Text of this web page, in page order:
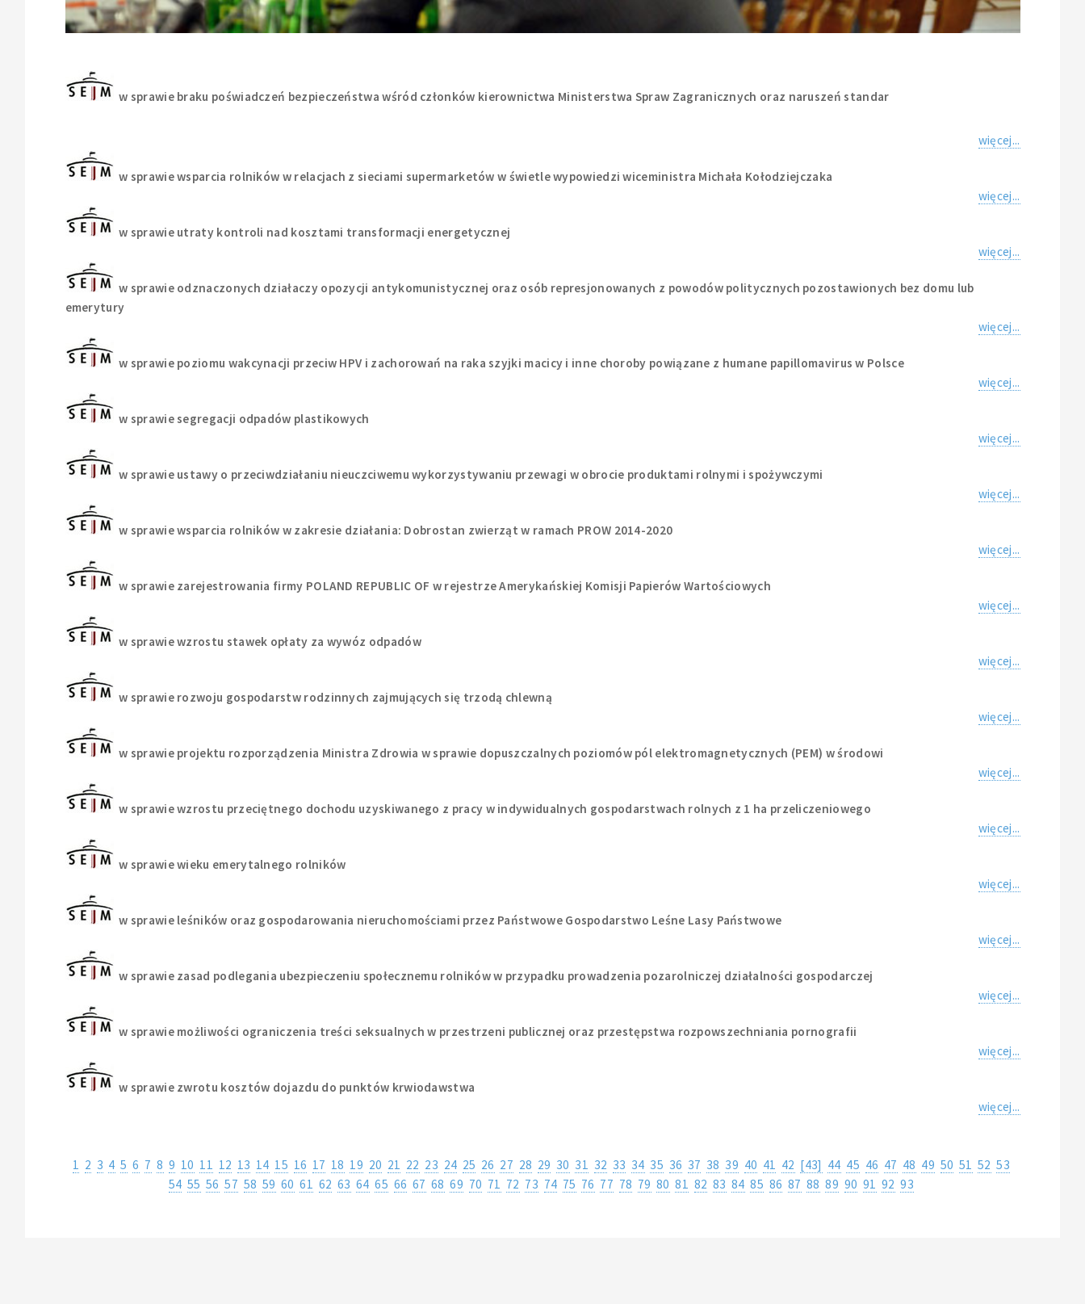
w sprawie braku poświadczeń bezpieczeństwa wśród członków kierownictwa Ministerstwa Spraw Zagranicznych oraz naruszeń standar
więcej...
w sprawie wsparcia rolników w relacjach z sieciami supermarketów w świetle wypowiedzi wiceministra Michała Kołodziejczaka
więcej...
w sprawie utraty kontroli nad kosztami transformacji energetycznej
więcej...
w sprawie odznaczonych działaczy opozycji antykomunistycznej oraz osób represjonowanych z powodów politycznych pozostawionych bez domu lub
emerytury
więcej...
w sprawie poziomu wakcynacji przeciw HPV i zachorowań na raka szyjki macicy i inne choroby powiązane z humane papillomavirus w Polsce
więcej...
w sprawie segregacji odpadów plastikowych
więcej...
w sprawie ustawy o przeciwdziałaniu nieuczciwemu wykorzystywaniu przewagi w obrocie produktami rolnymi i spożywczymi
więcej...
w sprawie wsparcia rolników w zakresie działania: Dobrostan zwierząt w ramach PROW 2014-2020
więcej...
w sprawie zarejestrowania firmy POLAND REPUBLIC OF w rejestrze Amerykańskiej Komisji Papierów Wartościowych
więcej...
w sprawie wzrostu stawek opłaty za wywóz odpadów
więcej...
w sprawie rozwoju gospodarstw rodzinnych zajmujących się trzodą chlewną
więcej...
w sprawie projektu rozporządzenia Ministra Zdrowia w sprawie dopuszczalnych poziomów pól elektromagnetycznych (PEM) w środowi
więcej...
w sprawie wzrostu przeciętnego dochodu uzyskiwanego z pracy w indywidualnych gospodarstwach rolnych z 1 ha przeliczeniowego
więcej...
w sprawie wieku emerytalnego rolników
więcej...
w sprawie leśników oraz gospodarowania nieruchomościami przez Państwowe Gospodarstwo Leśne Lasy Państwowe
więcej...
w sprawie zasad podlegania ubezpieczeniu społecznemu rolników w przypadku prowadzenia pozarolniczej działalności gospodarczej
więcej...
w sprawie możliwości ograniczenia treści seksualnych w przestrzeni publicznej oraz przestępstwa rozpowszechniania pornografii
więcej...
w sprawie zwrotu kosztów dojazdu do punktów krwiodawstwa
więcej...
1 2 3 4 5 6 7 8 9 10 11 12 13 14 15 16 17 18 19 20 21 22 23 24 25 26 27 28 29 30 31 32 33 34 35 36 37 38 39 40 41 42 [43] 44 45 46 47 48 49 50 51 52 53
54 55 56 57 58 59 60 61 62 63 64 65 66 67 68 69 70 71 72 73 74 75 76 77 78 79 80 81 82 83 84 85 86 87 88 89 90 91 92 93